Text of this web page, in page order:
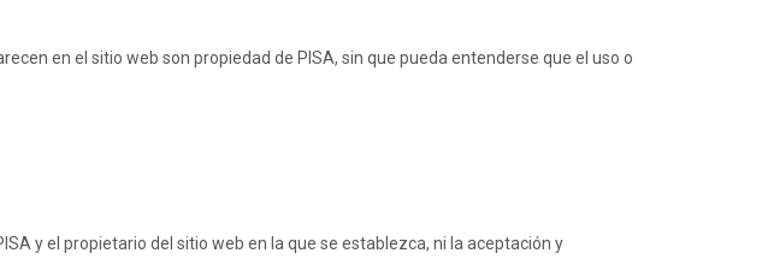
en el sitio web son propiedad de PISA, sin que pueda entenderse que el uso o
y el propietario del sitio web en la que se establezca, ni la aceptación y